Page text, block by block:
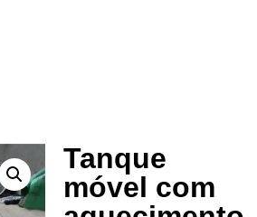
Tanque
móvel com